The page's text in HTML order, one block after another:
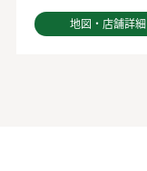
地図・店舗詳細